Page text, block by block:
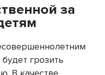
за
грозить